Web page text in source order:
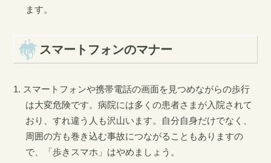
ます。
スマートフォンのマナー
スマートフォンや携帯電話の画面を見つめながらの歩行
は大変危険です。病院には多くの患者さまが入院されて
おり、すれ違う人も沢山います。自分自身だけでなく、
周囲の方も巻き込む事故につながることもありますの
で、「歩きスマホ」はやめましょう。